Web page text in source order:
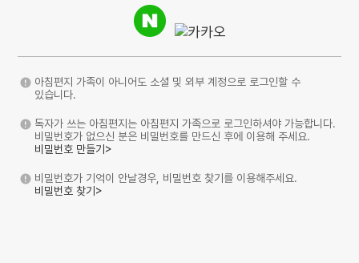
아침편지 가족이 아니어도 소셜 및 외부 계정으로 로그인할 수
있습니다.
독자가 쓰는 아침편지는 아침편지 가족으로 로그인하셔야 가능합니다.
비밀번호가 없으신 분은 비밀번호를 만드신 후에 이용해 주세요.
비밀번호 만들기>
비밀번호가 기억이 안날경우, 비밀번호 찾기를 이용해주세요.
비밀번호 찾기>